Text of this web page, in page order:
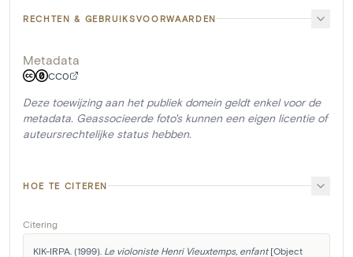
RECHTEN & GEBRUIKSVOORWAARDEN
Metadata
CC0
Deze toewijzing aan het publiek domein geldt enkel voor de
metadata. Geassocieerde foto's kunnen een eigen licentie of
auteursrechtelijke status hebben.
HOE TE CITEREN
Citering
KIK-IRPA. (1999). Le violoniste Henri Vieuxtemps, enfant [Object